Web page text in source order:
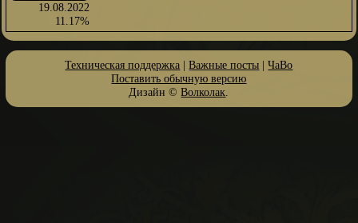
19.08.2022
11.17%
Техническая поддержка |Важные посты |ЧаВо
Поставить обычную версию
Дизайн ©Волколак